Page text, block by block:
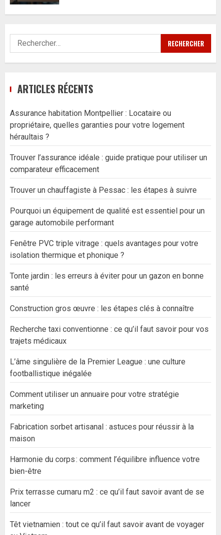
Rechercher :
ARTICLES RÉCENTS
Assurance habitation Montpellier : Locataire ou
propriétaire, quelles garanties pour votre logement
héraultais ?
Trouver l’assurance idéale : guide pratique pour utiliser un
comparateur efficacement
Trouver un chauffagiste à Pessac : les étapes à suivre
Pourquoi un équipement de qualité est essentiel pour un
garage automobile performant
Fenêtre PVC triple vitrage : quels avantages pour votre
isolation thermique et phonique ?
Tonte jardin : les erreurs à éviter pour un gazon en bonne
santé
Construction gros œuvre : les étapes clés à connaître
Recherche taxi conventionne : ce qu’il faut savoir pour vos
trajets médicaux
L’âme singulière de la Premier League : une culture
footballistique inégalée
Comment utiliser un annuaire pour votre stratégie
marketing
Fabrication sorbet artisanal : astuces pour réussir à la
maison
Harmonie du corps : comment l’équilibre influence votre
bien-être
Prix terrasse cumaru m2 : ce qu’il faut savoir avant de se
lancer
Têt vietnamien : tout ce qu’il faut savoir avant de voyager